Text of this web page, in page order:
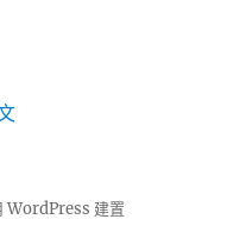
WordPress 建置